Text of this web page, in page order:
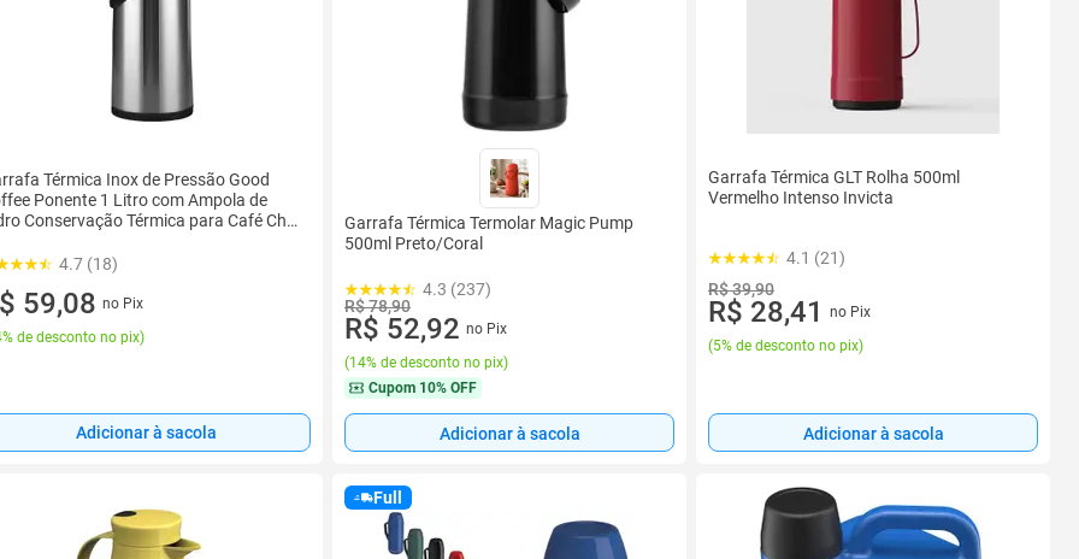
Térmica Inox de Pressão Good
Ponente 1 Litro com Ampola de
Conservação Térmica para Café Chá
4.7 (18)
59,08 no Pix
de desconto no pix)
Adicionar à sacola
Garrafa Térmica Termolar Magic Pump
500ml Preto/Coral
4.3 (237)
R$ 78,90
R$ 52,92 no Pix
(14% de desconto no pix)
Cupom 10% OFF
Adicionar à sacola
Garrafa Térmica GLT Rolha 500ml
Vermelho Intenso Invicta
4.1 (21)
R$ 39,90
R$ 28,41
no Pix
(5% de desconto no pix)
Adicionar à sacola
Full